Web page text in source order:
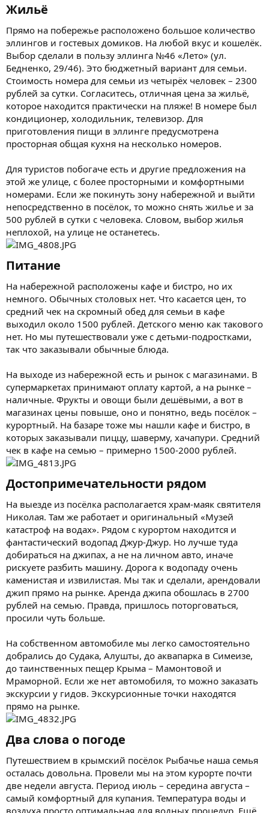
Жильё​
Прямо на побережье расположено большое количество
эллингов и гостевых домиков. На любой вкус и кошелёк.
Выбор сделали в пользу эллинга №46 «Лето» (ул.
Бедненко, 29/46). Это бюджетный вариант для семьи.
Стоимость номера для семьи из четырёх человек – 2300
рублей за сутки. Согласитесь, отличная цена за жильё,
которое находится практически на пляже! В номере был
кондиционер, холодильник, телевизор. Для
приготовления пищи в эллинге предусмотрена
просторная общая кухня на несколько номеров.
Для туристов побогаче есть и другие предложения на
этой же улице, с более просторными и комфортными
номерами. Если же покинуть зону набережной и выйти
непосредственно в посёлок, то можно снять жилье и за
500 рублей в сутки с человека. Словом, выбор жилья
неплохой, на улице не останетесь.
Питание​
На набережной расположены кафе и бистро, но их
немного. Обычных столовых нет. Что касается цен, то
средний чек на скромный обед для семьи в кафе
выходил около 1500 рублей. Детского меню как такового
нет. Но мы путешествовали уже с детьми-подростками,
так что заказывали обычные блюда.
На выходе из набережной есть и рынок с магазинами. В
супермаркетах принимают оплату картой, а на рынке –
наличные. Фрукты и овощи были дешёвыми, а вот в
магазинах цены повыше, оно и понятно, ведь посёлок –
курортный. На базаре тоже мы нашли кафе и бистро, в
которых заказывали пиццу, шаверму, хачапури. Средний
чек в кафе на семью – примерно 1500-2000 рублей.
Достопримечательности рядом​
На выезде из посёлка располагается храм-маяк святителя
Николая. Там же работает и оригинальный «Музей
катастроф на водах». Рядом с курортом находится и
фантастический водопад Джур-Джур. Но лучше туда
добираться на джипах, а не на личном авто, иначе
рискуете разбить машину. Дорога к водопаду очень
каменистая и извилистая. Мы так и сделали, арендовали
джип прямо на рынке. Аренда джипа обошлась в 2700
рублей на семью. Правда, пришлось поторговаться,
просили чуть больше.
На собственном автомобиле мы легко самостоятельно
добрались до Судака, Алушты, до аквапарка в Симеизе,
до таинственных пещер Крыма – Мамонтовой и
Мраморной. Если же нет автомобиля, то можно заказать
экскурсии у гидов. Экскурсионные точки находятся
прямо на рынке.
Два слова о погоде​
Путешествием в крымский посёлок Рыбачье наша семья
осталась довольна. Провели мы на этом курорте почти
две недели августа. Период июль – середина августа –
самый комфортный для купания. Температура воды и
воздуха просто оптимальная для водных процедур. Ещё